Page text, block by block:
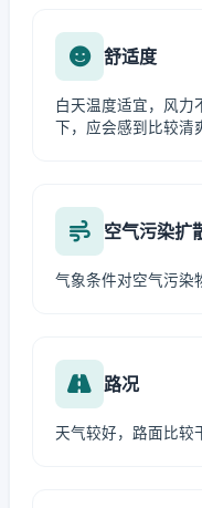
舒适度
白天温度适宜，风力
下，应会感到比较清
空气污染扩
气象条件对空气污染
路况
天气较好，路面比较